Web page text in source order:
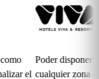
Poder disponer de una
cualquier zona de los